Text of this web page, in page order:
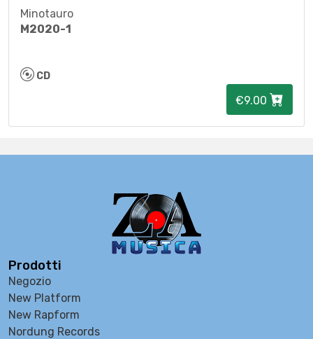
Minotauro
M2020-1
CD
€9.00
Prodotti
Negozio
New Platform
New Rapform
Nordung Records